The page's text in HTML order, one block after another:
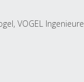
VOGEL Ingenieure